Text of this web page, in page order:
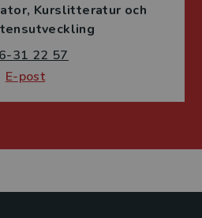
Kurslitteratur och
31 22 57
E-post